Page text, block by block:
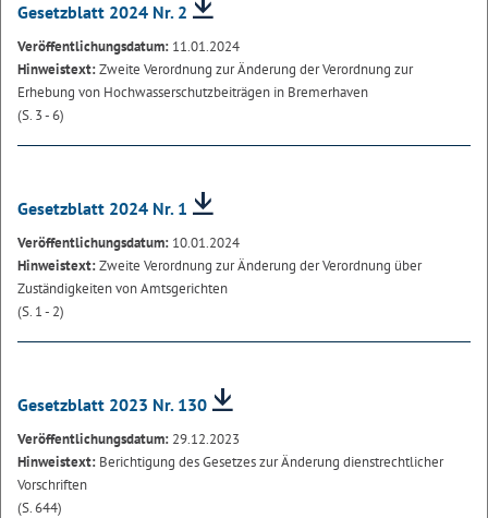
Gesetzblatt 2024 Nr. 2
Veröffentlichungsdatum: 11.01.2024
Hinweistext:Zweite Verordnung zur Änderung der Verordnung zur
Erhebung von Hochwasserschutzbeiträgen in Bremerhaven
(S. 3 - 6)
Gesetzblatt 2024 Nr. 1
Veröffentlichungsdatum: 10.01.2024
Hinweistext:Zweite Verordnung zur Änderung der Verordnung über
Zuständigkeiten von Amtsgerichten
(S. 1 - 2)
Gesetzblatt 2023 Nr. 130
Veröffentlichungsdatum: 29.12.2023
Hinweistext: Berichtigung des Gesetzes zur Änderung dienstrechtlicher
Vorschriften
(S. 644)